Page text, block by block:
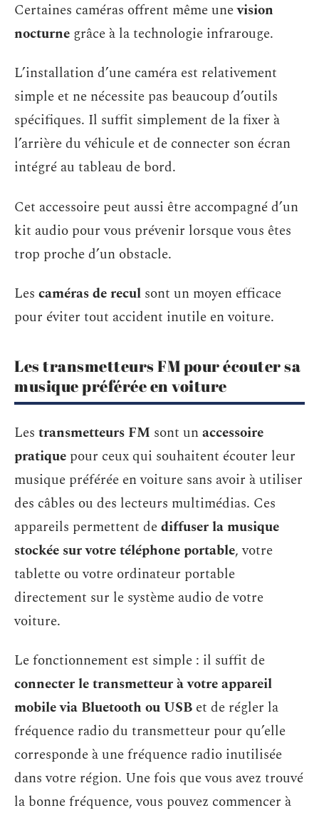
Certaines caméras offrent même unevision
nocturne grâce à la technologie infrarouge.
L’installation d’une caméra est relativement
simple et ne nécessite pas beaucoup d’outils
spécifiques. Il suffit simplement de la fixer à
l’arrière du véhicule et de connecter son écran
intégré au tableau de bord.
Cet accessoire peut aussi être accompagné d’un
kit audio pour vous prévenir lorsque vous êtes
trop proche d’un obstacle.
Les caméras de recul sont un moyen efficace
pour éviter tout accident inutile en voiture.
Les transmetteurs FM pour écouter sa
musique préférée en voiture
Les transmetteurs FM sont unaccessoire
pratique pour ceux qui souhaitent écouter leur
musique préférée en voiture sans avoir à utiliser
des câbles ou des lecteurs multimédias. Ces
appareils permettent dediffuser la musique
stockée sur votre téléphone portable, votre
tablette ou votre ordinateur portable
directement sur le système audio de votre
voiture.
Le fonctionnement est simple : il suffit de
connecter le transmetteur à votre appareil
mobile via Bluetooth ou USB et de régler la
fréquence radio du transmetteur pour qu’elle
corresponde à une fréquence radio inutilisée
dans votre région. Une fois que vous avez trouvé
la bonne fréquence, vous pouvez commencer à